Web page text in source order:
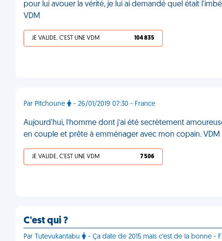
pour lui avouer la vérité, je lui ai demandé quel était
VDM
JE VALIDE, C'EST UNE VDM 104 835
Par Pitchoune - 26/01/2019 07:30 - France
Aujourd'hui, l’homme dont j’ai été secrètement
en couple et prête à emménager avec mon copain. VDM
JE VALIDE, C'EST UNE VDM 7 506
C'est qui ?
Par Tutevukantabu - Ça date de 2015 mais c'est de la bonne -